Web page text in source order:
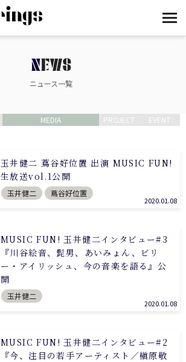
NEWS
ニュース一覧
MEDIA PROJECT EVENT
玉井健二 蔦谷好位置 出演 MUSIC FUN!
生放送vol.1公開
玉井健二 蔦谷好位置
2020.01.08
MUSIC FUN! 玉井健二インタビュー#3
『川谷絵音、髭男、あいみょん、ビリ
ー・アイリッシュ、今の音楽を語る』公
開
玉井健二
2020.01.08
MUSIC FUN! 玉井健二インタビュー#2
『今、注目の若手アーティスト／槇原敬